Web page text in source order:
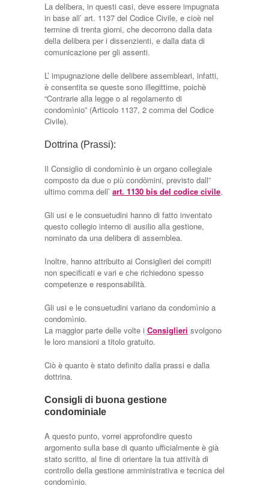
La delibera, in questi casi, deve essere impugnata
in base all’ art. 1137 del Codice Civile, e cioè nel
termine di trenta giorni, che decorrono dalla data
della delibera per i dissenzienti, e dalla data di
comunicazione per gli assenti.
L’ impugnazione delle delibere assembleari, infatti,
è consentita se queste sono illegittime, poichè
“Contrarie alla legge o al regolamento di
condomìnio” (Articolo 1137, 2 comma del Codice
Civile).
Dottrina (Prassi):
Il Consiglio di condomìnio è un organo collegiale
composto da due o più condòmini, previsto dall”
ultimo comma dell’ art. 1130 bis del codice civile.
Gli usi e le consuetudini hanno di fatto inventato
questo collegio interno di ausilio alla gestione,
nominato da una delibera di assemblea.
Inoltre, hanno attribuito ai Consiglieri dei compiti
non specificati e vari e che richiedono spesso
competenze e responsabilità.
Gli usi e le consuetudini variano da condomìnio a
condomìnio.
La maggior parte delle volte i Consiglieri svolgono
le loro mansioni a titolo gratuito.
Ciò è quanto è stato definito dalla prassi e dalla
dottrina.
Consigli di buona gestione
condominiale
A questo punto, vorrei approfondire questo
argomento sulla base di quanto ufficialmente è già
stato scritto, al fine di orientare la tua attività di
controllo della gestione amministrativa e tecnica del
condomìnio.